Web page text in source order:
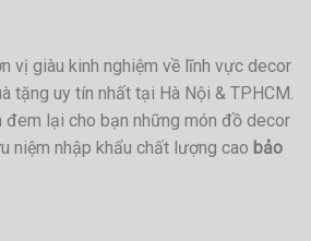
vị giàu kinh nghiệm về lĩnh vực decor
tặng uy tín nhất tại Hà Nội & TPHCM.
đem lại cho bạn những món đồ decor
niệm nhập khẩu chất lượng cao bảo